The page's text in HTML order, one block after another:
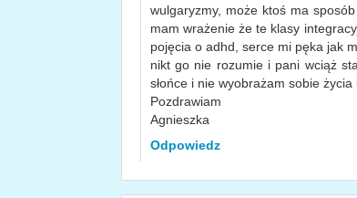
wulgaryzmy, może ktoś ma
mam wrażenie że te klasy
pojęcia o adhd, serce mi pęka jak
nikt go nie rozumie i pani wciąż
słońce i nie wyobrażam sobie życia
Pozdrawiam
Agnieszka
Odpowiedz